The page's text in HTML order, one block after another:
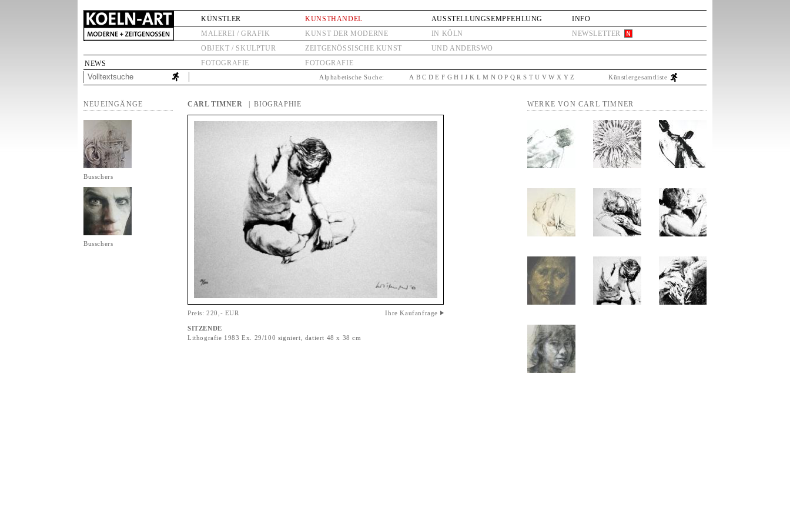
NEWS
KÜNSTLER
MALEREI / GRAFIK
OBJEKT / SKULPTUR
FOTOGRAFIE
KUNSTHANDEL
KUNST DER MODERNE
ZEITGENÖSSISCHE KUNST
FOTOGRAFIE
AUSSTELLUNGSEMPFEHLUNG
IN KÖLN
UND ANDERSWO
INFO
NEWSLETTER
Alphabetische Suche: A B C D E F G H I J K L M N O P Q R S T U V W X Y Z Künstlergesamtliste
NEUEINGÄNGE
Busschers
Busschers
CARL TIMNER | BIOGRAPHIE
Preis: 220,- EUR Ihre Kaufanfrage
SITZENDE
Lithografie 1983 Ex. 29/100 signiert, datiert 48 x 38 cm
WERKE VON CARL TIMNER